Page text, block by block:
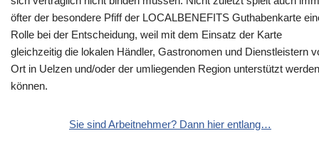
öfter der besondere Pfiff der LOCALBENEFITS Guthabenkarte
Rolle bei der Entscheidung, weil mit dem Einsatz der Karte
gleichzeitig die lokalen Händler, Gastronomen und Dienstleistern
Ort in Uelzen und/oder der umliegenden Region unterstützt werden
können.
Sie sind Arbeitnehmer? Dann hier entlang…